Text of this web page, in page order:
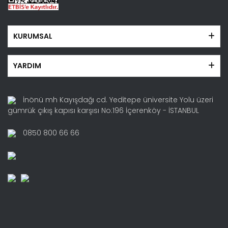
KURUMSAL
YARDIM
İnönü mh Kayışdağı cd. Yeditepe üniversite Yolu üzeri
gümrük çıkış kapısı karşısı No:196 İçerenköy - İSTANBUL
0850 800 66 66